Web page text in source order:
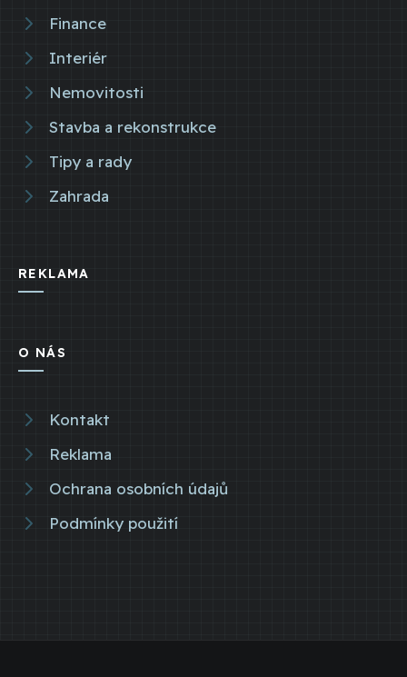
Finance
Interiér
Nemovitosti
Stavba a rekonstrukce
Tipy a rady
Zahrada
REKLAMA
O NÁS
Kontakt
Reklama
Ochrana osobních údajů
Podmínky použití